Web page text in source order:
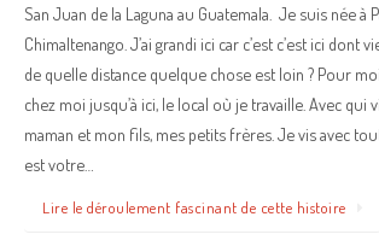
San Juan de la Laguna au Guatemala. Je suis née à
Chimaltenango. J’ai grandi ici car c’est c’est ici dont
de quelle distance quelque chose est loin ? Pour
chez moi jusqu’à ici, le local où je travaille. Avec qui
maman et mon fils, mes petits frères. Je vis avec
est votre…
Lire le déroulement fascinant de cette histoire